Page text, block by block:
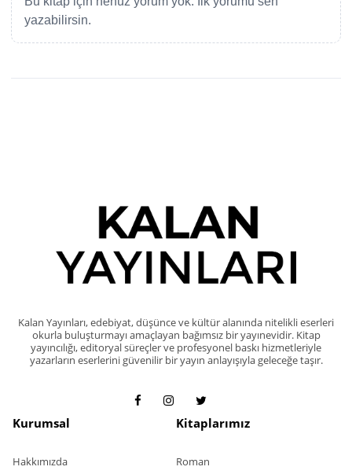
yazabilirsin.
Kalan Yayınları, edebiyat, düşünce ve kültür alanında nitelikli eserleri
okurla buluşturmayı amaçlayan bağımsız bir yayınevidir. Kitap
yayıncılığı, editoryal süreçler ve profesyonel baskı hizmetleriyle
yazarların eserlerini güvenilir bir yayın anlayışıyla geleceğe taşır.
Kurumsal
Hakkımızda
Kitaplarımız
Roman